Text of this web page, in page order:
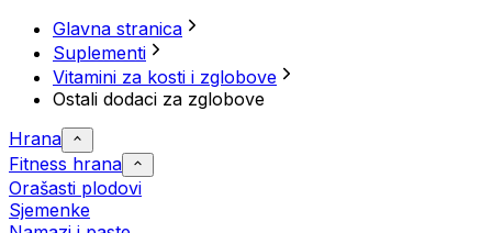
Glavna stranica
Suplementi
Vitamini za kosti i zglobove
Ostali dodaci za zglobove
Hrana
Fitness hrana
Orašasti plodovi
Sjemenke